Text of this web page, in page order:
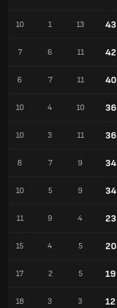
43
13
1
10
42
11
6
7
40
11
7
6
36
10
4
10
36
11
3
10
34
9
7
8
34
9
5
10
23
4
9
11
20
5
4
15
19
5
2
17
12
3
3
18